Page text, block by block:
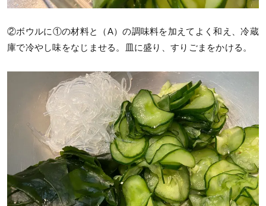
②ボウルに①の材料と（A）の調味料を加えてよく和え、冷蔵
庫で冷やし味をなじませる。皿に盛り、すりごまをかける。